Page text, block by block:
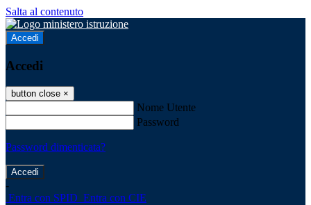
Salta al contenuto
Accedi
Accedi
button close ×
Nome Utente
Password
Password dimenticata?
-
Entra con SPID Entra con CIE